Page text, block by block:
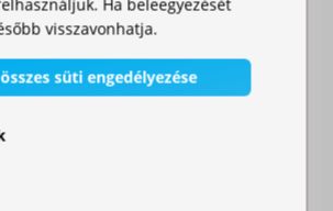
Ha beleegyezését
visszavonhatja.
süti engedélyezése